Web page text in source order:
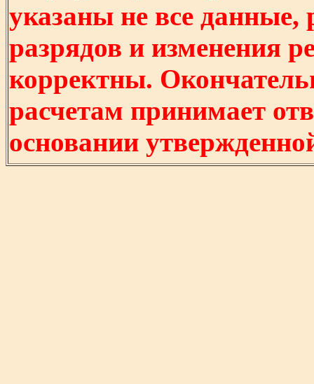
указаны не все
разрядов и изменения
корректны.
расчетам принимает
основании